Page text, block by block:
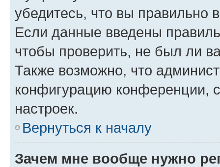
убедитесь, что вы правильно
Если данные введены
чтобы проверить, не был ли
Также возможно, что
конфигурацию конференции,
настроек.
Вернуться к началу
Зачем мне вообще нужно